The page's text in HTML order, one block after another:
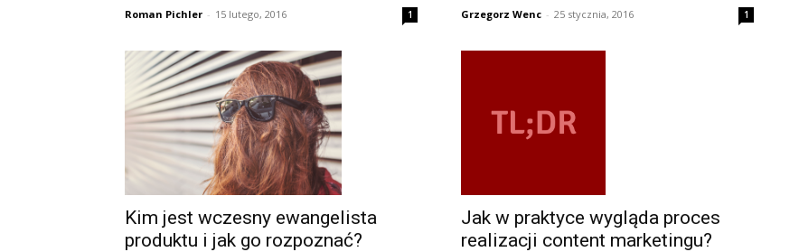
Roman Pichler - 15 lutego, 2016 1 Grzegorz Wenc - 25 stycznia, 2016 1
Kim jest wczesny ewangelista
produktu i jak go rozpoznać?
Jak w praktyce wygląda proces
realizacji content marketingu?